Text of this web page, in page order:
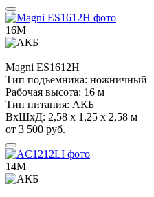
16М
Magni ES1612H
Тип подъемника: ножничный
Рабочая высота: 16 м
Тип питания: АКБ
ВхШхД: 2,58 х 1,25 х 2,58 м
от 3 500 руб.
14М